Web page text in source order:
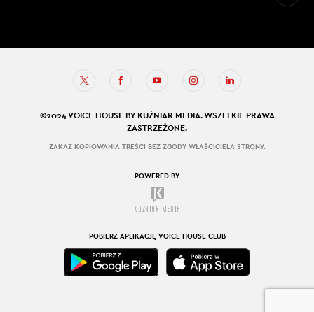
©2024 VOICE HOUSE BY KUŹNIAR MEDIA. WSZELKIE PRAWA
ZASTRZEŻONE.
ZAKAZ KOPIOWANIA TREŚCI BEZ ZGODY WŁAŚCICIELA STRONY.
POWERED BY
POBIERZ APLIKACJĘ VOICE HOUSE CLUB